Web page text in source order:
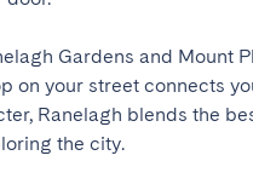
Gardens and Mount
on your street connects
Ranelagh blends the
the city.